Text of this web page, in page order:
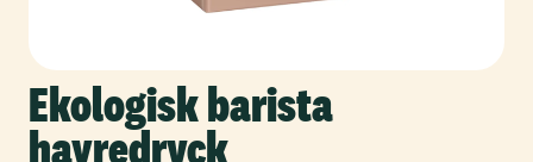
Ekologisk barista
havredryck